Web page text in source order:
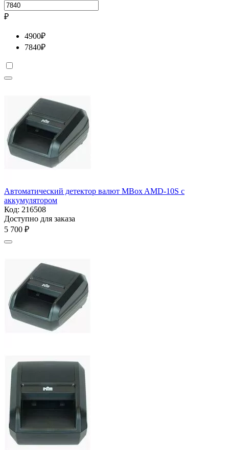
₽
4900₽
7840₽
Автоматический детектор валют MBox AMD-10S с
аккумулятором
Код: 216508
Доступно для заказа
5 700 ₽